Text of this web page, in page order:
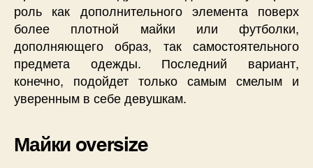
роль как дополнительного элемента поверх
более плотной майки или футболки,
дополняющего образ, так самостоятельного
предмета одежды. Последний вариант,
конечно, подойдет только самым смелым и
уверенным в себе девушкам.
Майки oversize